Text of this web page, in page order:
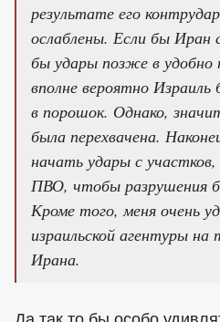
результате его
ослаблены. Если бы Иран
бы удары позже в
вполне вероятно
в порошок. Однако,
была перехвачена.
начать удары с
ПВО, чтобы разрушения
Кроме того, меня очень
израильской агентуры
Ирана.